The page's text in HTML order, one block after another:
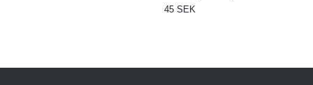
45 SEK